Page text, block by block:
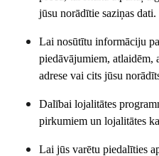
jūsu norādītie saziņas dati.
Lai nosūtītu informāciju
piedāvājumiem, atlaidēm,
adrese vai cits jūsu
Dalībai lojalitātes
pirkumiem un lojalitātes
Lai jūs varētu piedalīties